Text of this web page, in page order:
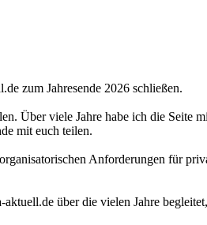
zum Jahresende 2026 schließen.
Über viele Jahre habe ich die
mit euch teilen.
Anforderungen für
über die vielen Jahre